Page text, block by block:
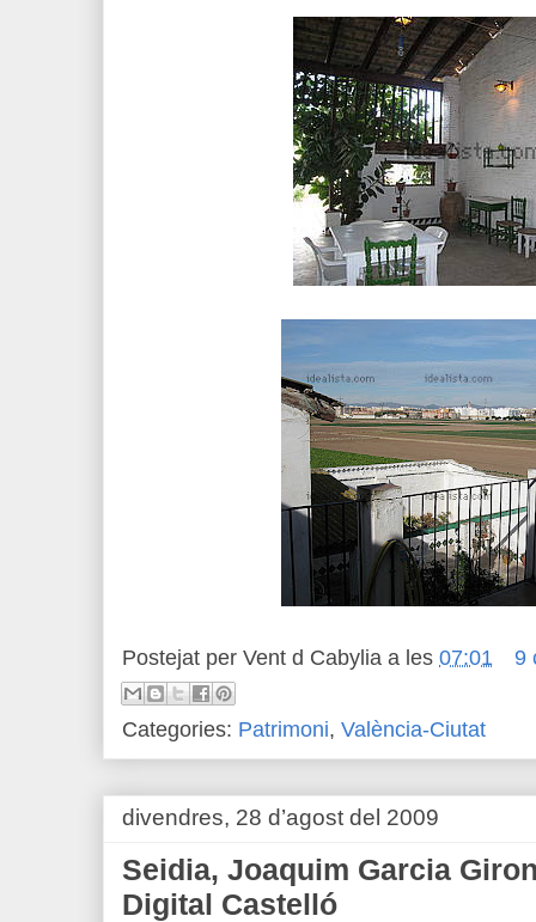
Postejat per Vent d Cabylia a les 07:01 9
Categories: Patrimoni, València-Ciutat
divendres, 28 d’agost del 2009
Seidia, Joaquim Garcia
Digital Castelló